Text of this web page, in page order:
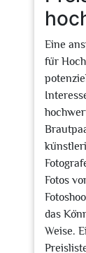
Eine
für
Fotos
das
Weise.